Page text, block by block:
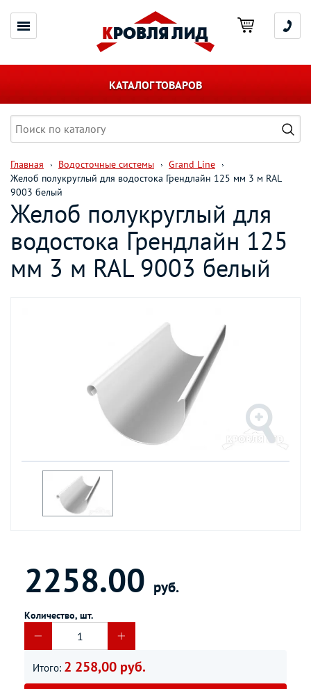
КАТАЛОГ ТОВАРОВ
Главная Водосточные системы
Grand Line
Желоб полукруглый для водостока Грендлайн 125 мм 3 м RAL
9003 белый
Желоб полукруглый для
водостока Грендлайн 125
мм 3 м RAL 9003 белый
2258.00 руб.
Количество, шт.
Итого: 2 258,00 руб.